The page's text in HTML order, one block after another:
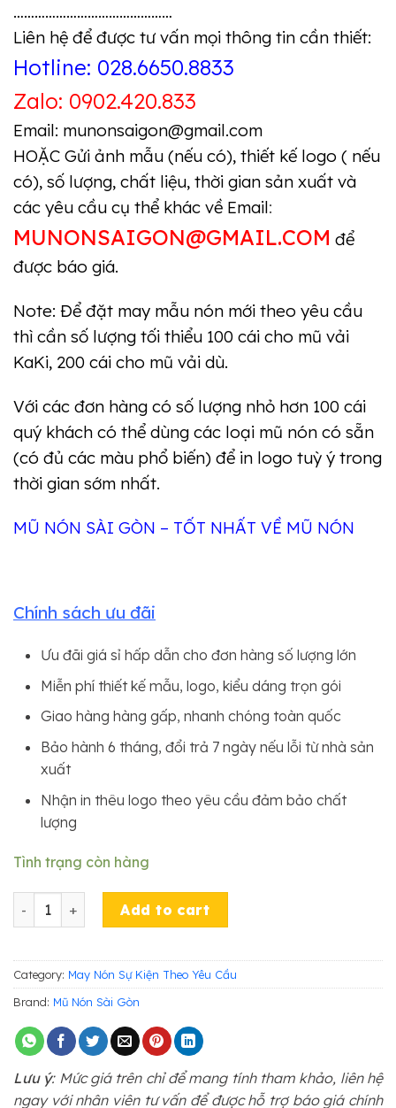
………………………………………
Liên hệ để được tư vấn mọi thông tin cần thiết:
Hotline: 028.6650.8833
Zalo: 0902.420.833
Email: munonsaigon@gmail.com
HOẶC Gửi ảnh mẫu (nếu có), thiết kế logo ( nếu
có), số lượng, chất liệu, thời gian sản xuất và
các yêu cầu cụ thể khác về Email:
MUNONSAIGON@GMAIL.COM để
được báo giá.
Note: Để đặt may mẫu nón mới theo yêu cầu
thì cần số lượng tối thiểu 100 cái cho mũ vải
KaKi, 200 cái cho mũ vải dù.
Với các đơn hàng có số lượng nhỏ hơn 100 cái
quý khách có thể dùng các loại mũ nón có sẵn
(có đủ các màu phổ biến) để in logo tuỳ ý trong
thời gian sớm nhất.
MŨ NÓN SÀI GÒN – TỐT NHẤT VỀ MŨ NÓN
Chính sách ưu đãi
Ưu đãi giá sỉ hấp dẫn cho đơn hàng số lượng lớn
Miễn phí thiết kế mẫu, logo, kiểu dáng trọn gói
Giao hàng hàng gấp, nhanh chóng toàn quốc
Bảo hành 6 tháng, đổi trả 7 ngày nếu lỗi từ nhà sản
xuất
Nhận in thêu logo theo yêu cầu đảm bảo chất
lượng
Tình trạng còn hàng
MŨ NÓN SỰ KIỆN GMS11 quantity
Add to cart
Category: May Nón Sự Kiện Theo Yêu Cầu
Brand: Mũ Nón Sài Gòn
Lưu ý: Mức giá trên chỉ để mang tính tham khảo, liên hệ
ngay với nhân viên tư vấn để được hỗ trợ báo giá chính